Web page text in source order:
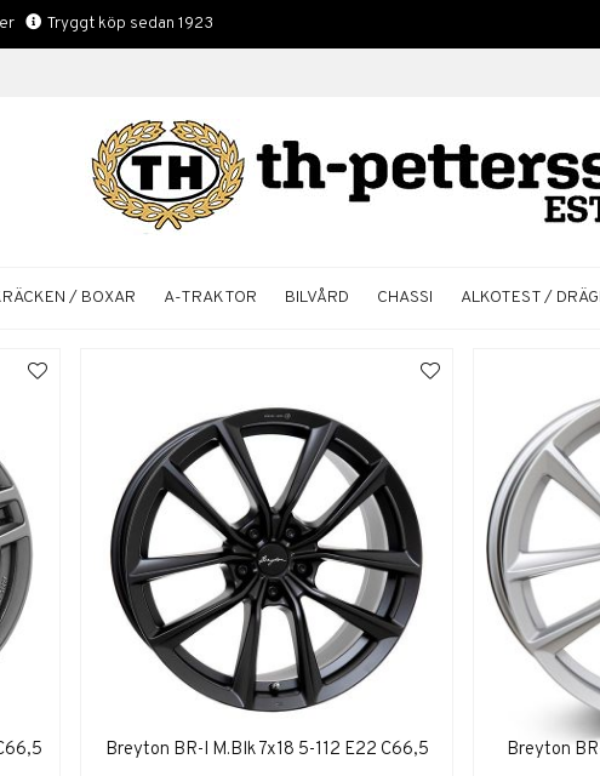
Tryggt köp sedan 1923
/ BOXAR A-TRAKTOR BILVÅRD CHASSI ALKOTEST /
Breyton BR-I M.Blk 7x18 5-112 E22 C66,5 Breyton